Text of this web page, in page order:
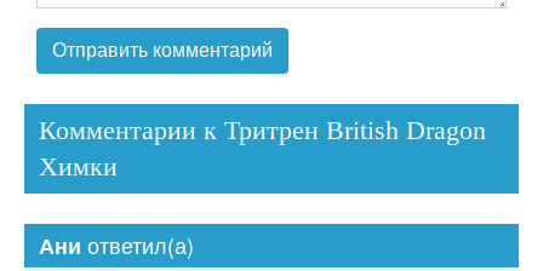
Комментарии к Тритрен British Dragon
Химки
Ани ответил(а)